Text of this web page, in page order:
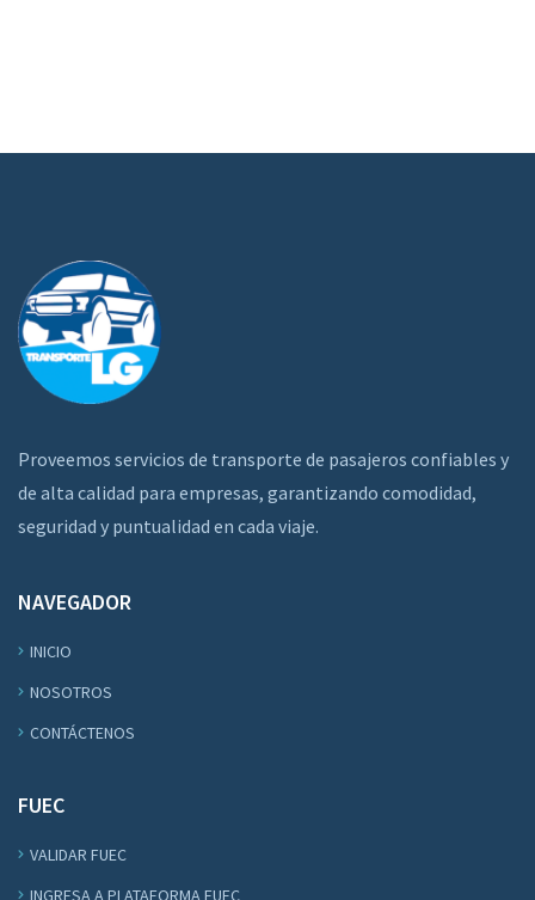
Proveemos servicios de transporte de pasajeros confiables y
de alta calidad para empresas, garantizando comodidad,
seguridad y puntualidad en cada viaje.
NAVEGADOR
INICIO
NOSOTROS
CONTÁCTENOS
FUEC
VALIDAR FUEC
INGRESA A PLATAFORMA FUEC